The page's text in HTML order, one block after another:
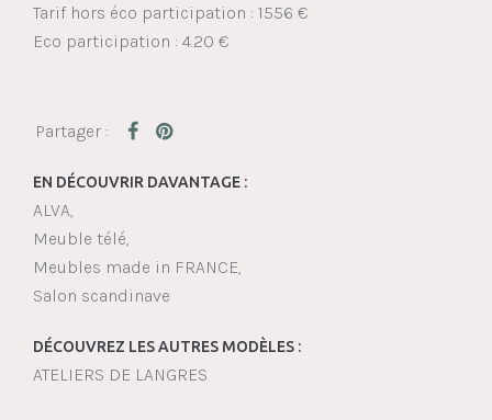
Tarif hors éco participation : 1556 €
Eco participation : 4.20 €
EN DÉCOUVRIR DAVANTAGE :
ALVA
Meuble télé
Meubles made in FRANCE
Salon scandinave
DÉCOUVREZ LES AUTRES MODÈLES :
ATELIERS DE LANGRES